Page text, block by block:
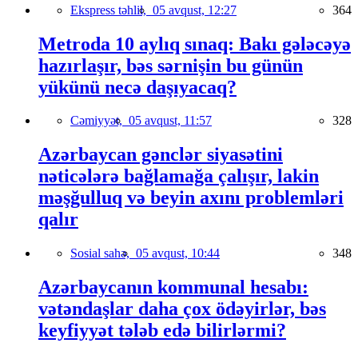
Ekspress təhlil, 05 avqust, 12:27 364
Metroda 10 aylıq sınaq: Bakı gələcəyə
hazırlaşır, bəs sərnişin bu günün
yükünü necə daşıyacaq?
Cəmiyyət, 05 avqust, 11:57 328
Azərbaycan gənclər siyasətini
nəticələrə bağlamağa çalışır, lakin
məşğulluq və beyin axını problemləri
qalır
Sosial sahə, 05 avqust, 10:44 348
Azərbaycanın kommunal hesabı:
vətəndaşlar daha çox ödəyirlər, bəs
keyfiyyət tələb edə bilirlərmi?